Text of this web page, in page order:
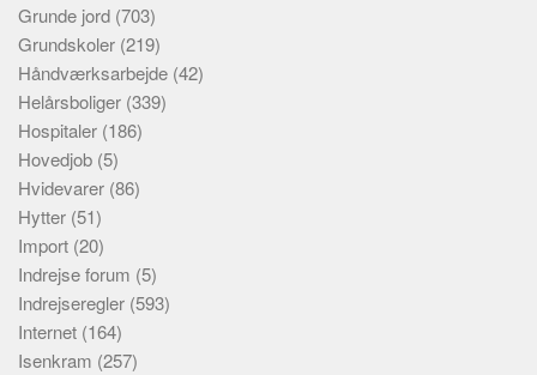
Grunde jord (703)
Grundskoler (219)
Håndværksarbejde (42)
Helårsboliger (339)
Hospitaler (186)
Hovedjob (5)
Hvidevarer (86)
Hytter (51)
Import (20)
Indrejse forum (5)
Indrejseregler (593)
Internet (164)
Isenkram (257)